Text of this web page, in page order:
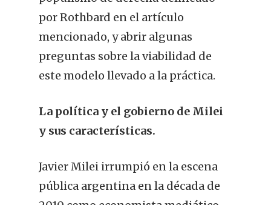
por Rothbard en el artículo
mencionado, y abrir algunas
preguntas sobre la viabilidad de
este modelo llevado a la práctica.
La política y el gobierno de Milei
y sus características.
Javier Milei irrumpió en la escena
pública argentina en la década de